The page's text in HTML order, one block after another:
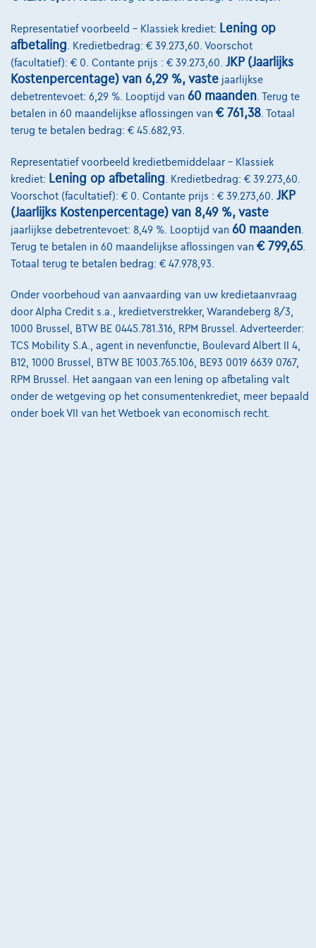
Ambition | 1.0 TSI 95 CV | CAMERA | CARPLAY | CLIM AUTO
02/2023
55.556 km Benzine Manueel 70 kW ( 95 PK )
€15.990 ✓BTW aftrekbaar
Vanaf€311,84/maandmet een laatste maandaflossing
van€4.309,34
Ontdek het volledige cijfervoorbeeld
Representatief voorbeeld – Klassiek krediet: Lening op
afbetaling . Kredietbedrag: € 39.273,60. Voorschot
(facultatief): € 0. Contante prijs : € 39.273,60. JKP (Jaarlijks
Kostenpercentage) van 6,29 %, vaste jaarlijkse
debetrentevoet: 6,29 %. Looptijd van 60 maanden . Terug te
betalen in 60 maandelijkse aflossingen van € 761,38 . Totaal
terug te betalen bedrag: € 45.682,93.
Representatief voorbeeld kredietbemiddelaar – Klassiek
krediet: Lening op afbetaling . Kredietbedrag: € 39.273,60.
Voorschot (facultatief): € 0. Contante prijs : € 39.273,60. JKP
(Jaarlijks Kostenpercentage) van 8,49 %, vaste
jaarlijkse debetrentevoet: 8,49 %. Looptijd van 60 maanden
Terug te betalen in 60 maandelijkse aflossingen van € 799,65.
Totaal terug te betalen bedrag: € 47.978,93.
Onder voorbehoud van aanvaarding van uw kredietaanvraag
door Alpha Credit s.a., kredietverstrekker, Warandeberg 8/3,
1000 Brussel, BTW BE 0445.781.316, RPM Brussel. Adverteerder:
TCS Mobility S.A., agent in nevenfunctie, Boulevard Albert II 4,
B12, 1000 Brussel, BTW BE 1003.765.106, BE93 0019 6639 0767,
RPM Brussel. Het aangaan van een lening op afbetaling valt
onder de wetgeving op het consumentenkrediet, meer bepaald
onder boek VII van het Wetboek van economisch recht.